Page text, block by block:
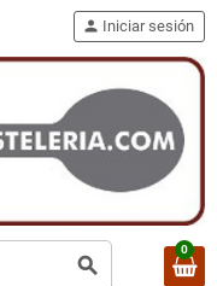
search
person Iniciar sesión
0